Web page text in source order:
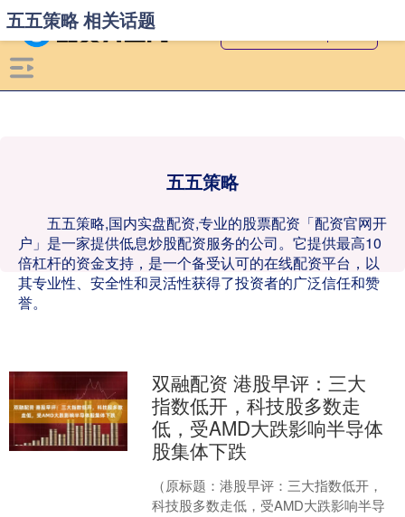
五五策略
五五策略,国内实盘配资,专业的股票配资「配资官网开
户」是一家提供低息炒股配资服务的公司。它提供最高10
倍杠杆的资金支持，是一个备受认可的在线配资平台，以
其专业性、安全性和灵活性获得了投资者的广泛信任和赞
誉。
五五策略 相关话题
双融配资 港股早评：三大
指数低开，科技股多数走
低，受AMD大跌影响半导体
股集体下跌
（原标题：港股早评：三大指数低开，
科技股多数走低，受AMD大跌影响半导